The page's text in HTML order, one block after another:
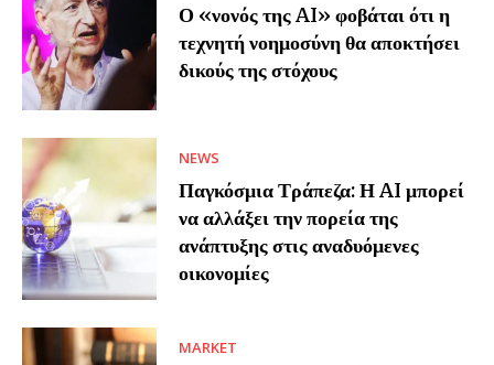
Ο «νονός της AI» φοβάται ότι η
τεχνητή νοημοσύνη θα αποκτήσει
δικούς της στόχους
NEWS
Παγκόσμια Τράπεζα: Η AI μπορεί
να αλλάξει την πορεία της
ανάπτυξης στις αναδυόμενες
οικονομίες
MARKET